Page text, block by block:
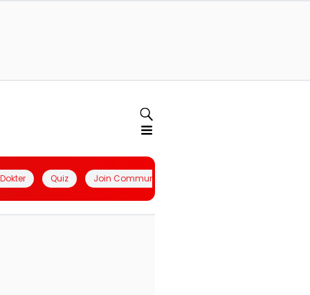
Quiz Join Community